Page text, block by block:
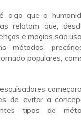
algo que a
relatam que,
e magias são
métodos,
populares,
de evitar a
tipos de